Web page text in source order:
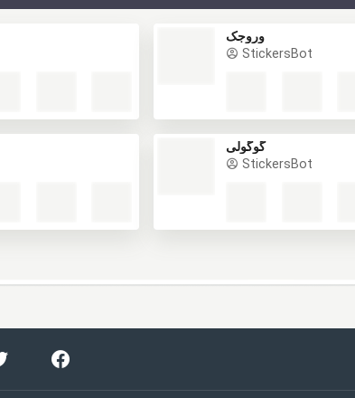
وروجک
StickersBot
گوگولی
StickersBot